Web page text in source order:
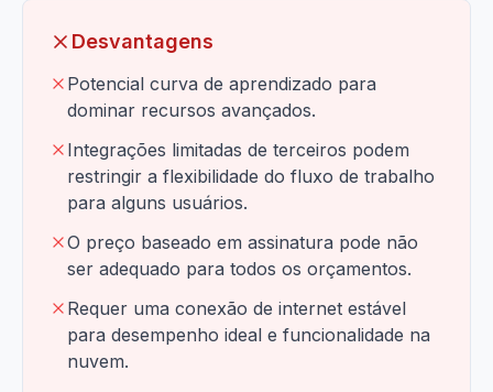
Desvantagens
Potencial curva de aprendizado para
dominar recursos avançados.
Integrações limitadas de terceiros podem
restringir a flexibilidade do fluxo de trabalho
para alguns usuários.
O preço baseado em assinatura pode não
ser adequado para todos os orçamentos.
Requer uma conexão de internet estável
para desempenho ideal e funcionalidade na
nuvem.